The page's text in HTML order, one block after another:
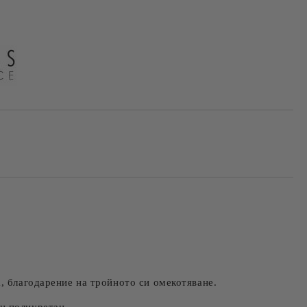
благодарение на тройното си омекотяване.